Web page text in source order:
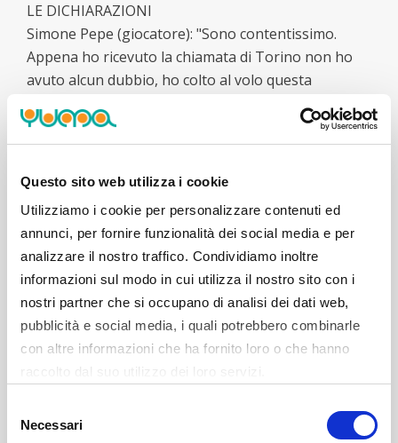
Questo sito web utilizza i cookie
Utilizziamo i cookie per personalizzare contenuti ed
annunci, per fornire funzionalità dei social media e per
analizzare il nostro traffico. Condividiamo inoltre
informazioni sul modo in cui utilizza il nostro sito con i
nostri partner che si occupano di analisi dei dati web,
pubblicità e social media, i quali potrebbero combinarle
con altre informazioni che ha fornito loro o che hanno
raccolto dal suo utilizzo dei loro servizi.
delNecessari
LE DICHIARAZIONI
Simone Pepe (giocatore): "Sono contentissimo.
Appena ho ricevuto la chiamata di Torino non ho
avuto alcun dubbio, ho colto al volo questa
opportunità. Per me è speciale tornare nella città
che è stata casa mia per due anni, dove è nata mia
figlia. Non ci ho pensato due volte: sono davvero
felice di tornare. Credo sia la scelta migliore per me
e la mia famiglia. Ho parlato con il coach e ci siamo
trovati subito in sintonia su tutto. Siamo pronti.
Sono contento di ritrovare tanti amici: vedo
soltanto cose positive."
Paolo Moretti (capo allenatore): "Quando ho
iniziato a lavorare sulla costruzione della squadra
per la prossima stagione, ho pensato a giocatori
che potessero darci un contributo in campo e che
potessero rappresentare anche un riferimento per
i più giovani che avremo in roster. Cercavo un
giocatore che conoscesse già la piazza, che amasse